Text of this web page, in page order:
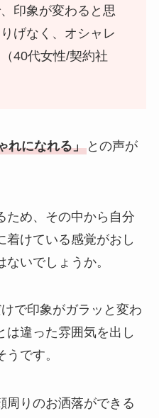
印象が変わると思
げなく、オシャレ
40代女性/契約社
れになれる」との声が
ため、その中から自分
着けている感覚がおし
いでしょうか。
で印象がガラッと変わ
は違った雰囲気を出し
です。
周りのお洒落ができる